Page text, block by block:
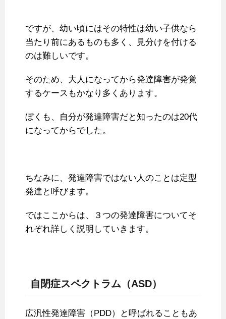
ですが、幼い頃にはその特性は幼い子供なら
当たり前にあるものも多く、見分けを付ける
のは難しいです。
そのため、大人になってから発達障害が発覚
するケースもかなり多くあります。
ぼくも、自分が発達障害だと知ったのは20代
になってからでした。
ちなみに、発達障害ではない人のことは定型
発達と呼びます。
ではここからは、３つの発達障害についてそ
れぞれ詳しく説明していきます。
自閉症スペクトラム（ASD）
広汎性発達障害（PDD）と呼ばれることもあ